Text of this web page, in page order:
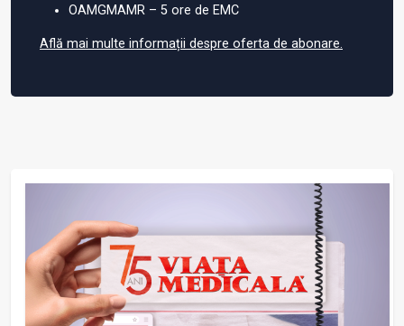
OAMGMAMR – 5 ore de EMC
Află mai multe informații despre oferta de abonare.